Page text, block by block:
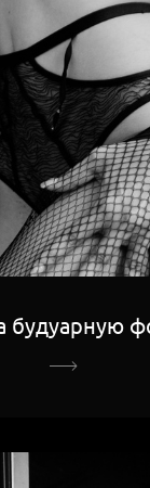
будуарную